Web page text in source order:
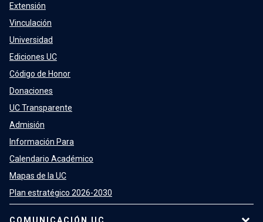
Extensión
Vinculación
Universidad
Ediciones UC
Código de Honor
Donaciones
UC Transparente
Admisión
Información Para
Calendario Académico
Mapas de la UC
Plan estratégico 2026-2030